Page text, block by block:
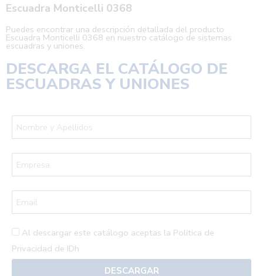
Escuadra Monticelli 0368
Puedes encontrar una descripción detallada del producto
Escuadra Monticelli 0368 en nuestro catálogo de sistemas
escuadras y uniones.
DESCARGA EL CATÁLOGO DE
ESCUADRAS Y UNIONES
Al descargar este catálogo aceptas la Política de
Privacidad de IDh
DESCARGAR